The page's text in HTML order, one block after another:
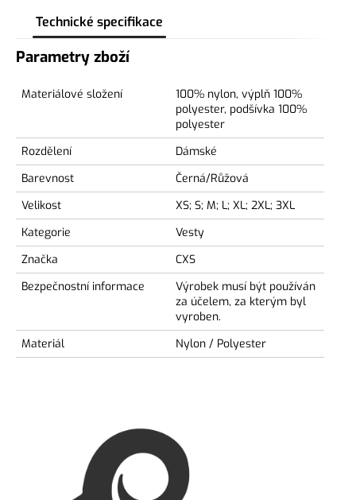
Technické specifikace
Parametry zboží
Materiálové složení
100% nylon, výplň 100%
polyester, podšívka 100%
polyester
Rozdělení
Dámské
Barevnost
Černá/Růžová
Velikost
XS; S; M; L; XL; 2XL; 3XL
Kategorie
Vesty
Značka
CXS
Bezpečnostní informace
Výrobek musí být používán
za účelem, za kterým byl
vyroben.
Materiál
Nylon / Polyester